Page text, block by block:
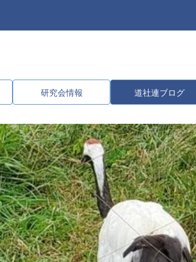
研究会情報 道社連ブログ